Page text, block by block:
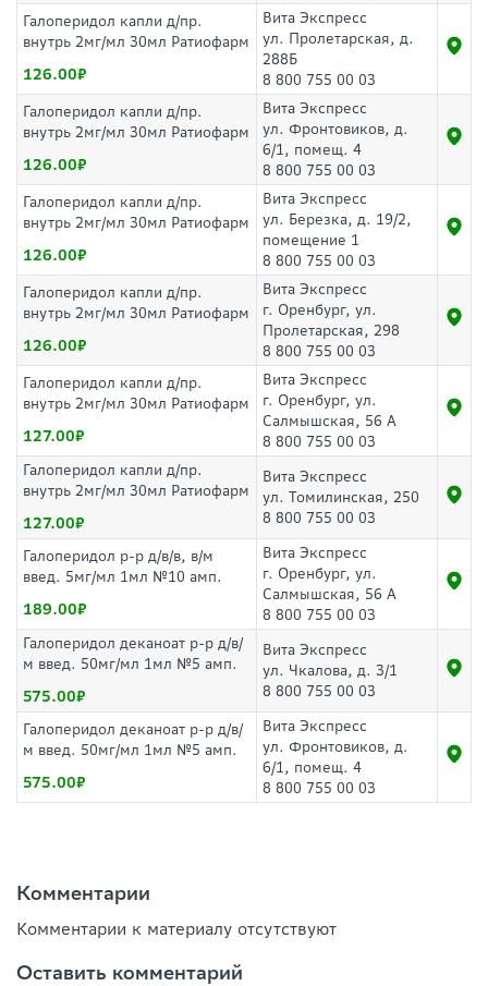
Галоперидол капли д/пр.
внутрь 2мг/мл 30мл Ратиофарм
126.00
Вита Экспресс
ул. Пролетарская, д.
288Б
8 800 755 00 03
Галоперидол капли д/пр.
внутрь 2мг/мл 30мл Ратиофарм
126.00
Вита Экспресс
ул. Фронтовиков, д.
6/1, помещ. 4
8 800 755 00 03
Галоперидол капли д/пр.
внутрь 2мг/мл 30мл Ратиофарм
126.00
Вита Экспресс
ул. Березка, д. 19/2,
помещение 1
8 800 755 00 03
Галоперидол капли д/пр.
внутрь 2мг/мл 30мл Ратиофарм
126.00
Вита Экспресс
г. Оренбург, ул.
Пролетарская, 298
8 800 755 00 03
Галоперидол капли д/пр.
внутрь 2мг/мл 30мл Ратиофарм
127.00
Вита Экспресс
г. Оренбург, ул.
Салмышская, 56 А
8 800 755 00 03
Галоперидол капли д/пр.
внутрь 2мг/мл 30мл Ратиофарм
127.00
Вита Экспресс
ул. Томилинская, 250
8 800 755 00 03
Галоперидол р-р д/в/в, в/м
введ. 5мг/мл 1мл №10 амп.
189.00
Вита Экспресс
г. Оренбург, ул.
Салмышская, 56 А
8 800 755 00 03
Галоперидол деканоат р-р д/в/
м введ. 50мг/мл 1мл №5 амп.
575.00
Вита Экспресс
ул. Чкалова, д. 3/1
8 800 755 00 03
Галоперидол деканоат р-р д/в/
м введ. 50мг/мл 1мл №5 амп.
575.00
Вита Экспресс
ул. Фронтовиков, д.
6/1, помещ. 4
8 800 755 00 03
Комментарии
Комментарии к материалу отсутствуют
Оставить комментарий